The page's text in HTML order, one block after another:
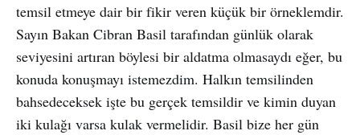
temsil etmeye dair bir fikir veren küçük bir örneklemdir.
Sayın Bakan Cibran Basil tarafından günlük olarak
seviyesini artıran böylesi bir aldatma olmasaydı eğer, bu
konuda konuşmayı istemezdim. Halkın temsilinden
bahsedeceksek işte bu gerçek temsildir ve kimin duyan
iki kulağı varsa kulak vermelidir. Basil bize her gün